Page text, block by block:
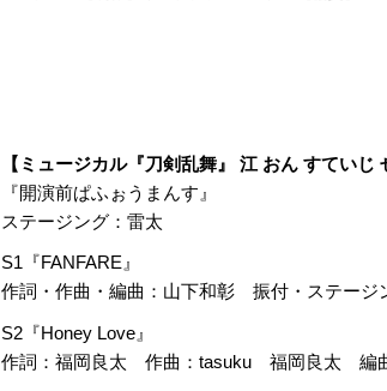
【ミュージカル『刀剣乱舞』 江 おん すていじ
『開演前ぱふぉうまんす』
ステージング：雷太
S1『FANFARE』
作詞・作曲・編曲：山下和彰 振付・ステージ
S2『Honey Love』
作詞：福岡良太 作曲：tasuku 福岡良太 編